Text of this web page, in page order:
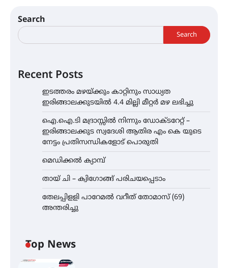
Search
Search
Recent Posts
ഇടത്തരം മഴയ്ക്കും കാറ്റിനും സാധ്യത
ഇരിങ്ങാലക്കുടയിൽ 4.4 മില്ലി മീറ്റർ മഴ ലഭിച്ചു
ഐ.ഐ.ടി മദ്രാസ്സിൽ നിന്നും ഡോക്ടറേറ്റ് –
ഇരിങ്ങാലക്കുട സ്വദേശി ആതിര എം കെ യുടെ
നേട്ടം പ്രതിസന്ധികളോട് പൊരുതി
മെഡിക്കൽ ക്യാമ്പ്
തായ് ചി – ക്വിഗോങ്ങ് പരിചയപ്പെടാം
തേലപ്പിളളി പാറേമൽ വറീത് തോമാസ് (69)
അന്തരിച്ചു
Top News